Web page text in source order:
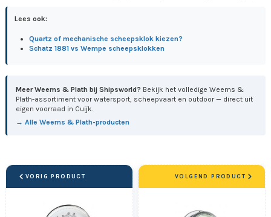
Lees ook:
Quartz of mechanische scheepsklok kiezen?
Schatz 1881 vs Wempe scheepsklokken
Meer Weems & Plath bij Shipsworld? Bekijk het volledige Weems &
Plath-assortiment voor watersport, scheepvaart en outdoor — direct uit
eigen voorraad in Cuijk.
→ Alle Weems & Plath-producten
VORIG PRODUCT VOLGEND PRODUCT